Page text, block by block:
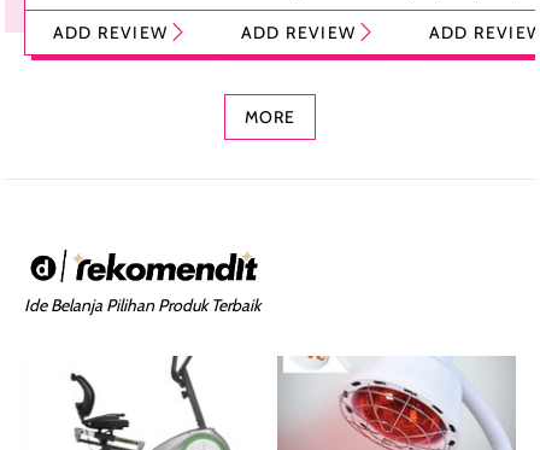
Tint Stick,
Foundation dan
ADD REVIEW
Pelembap Bibir
dengan Aroma
ADD REVIEW
Cream Glossy
Ringan
ADD
MORE
Ide Belanja Pilihan Produk Terbaik